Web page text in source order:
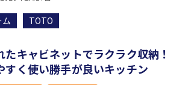
TOTO
たキャビネットでラクラク収納！
すく使い勝手が良いキッチン